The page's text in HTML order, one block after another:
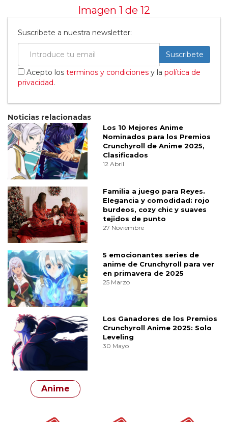
Imagen 1 de 12
Suscribete a nuestra newsletter:
Suscribete
Acepto los terminos y condiciones y la política de
privacidad.
Noticias relacionadas
Los 10 Mejores Anime
Nominados para los Premios
Crunchyroll de Anime 2025,
Clasificados
12 Abril
Familia a juego para Reyes.
Elegancia y comodidad: rojo
burdeos, cozy chic y suaves
tejidos de punto
27 Noviembre
5 emocionantes series de
anime de Crunchyroll para ver
en primavera de 2025
25 Marzo
Los Ganadores de los Premios
Crunchyroll Anime 2025: Solo
Leveling
30 Mayo
Anime